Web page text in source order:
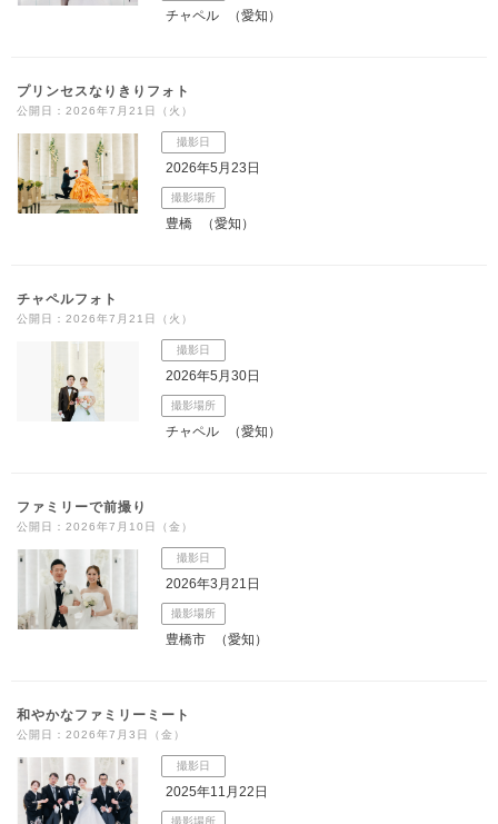
チャペル （愛知）
プリンセスなりきりフォト
公開日：2026年7月21日（火）
撮影日
2026年5月23日
撮影場所
豊橋 （愛知）
チャペルフォト
公開日：2026年7月21日（火）
撮影日
2026年5月30日
撮影場所
チャペル （愛知）
ファミリーで前撮り
公開日：2026年7月10日（金）
撮影日
2026年3月21日
撮影場所
豊橋市 （愛知）
和やかなファミリーミート
公開日：2026年7月3日（金）
撮影日
2025年11月22日
撮影場所